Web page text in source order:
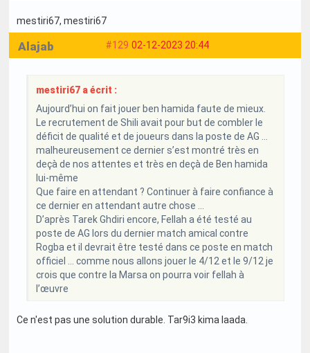
mestiri67, mestiri67
#129 02-12-2023 20:44
Alajab
mestiri67 a écrit :
Aujourd’hui on fait jouer ben hamida faute de mieux.
Le recrutement de Shili avait pour but de combler le
déficit de qualité et de joueurs dans la poste de AG …
malheureusement ce dernier s’est montré très en
deçà de nos attentes et très en deçà de Ben hamida
lui-même
Que faire en attendant ? Continuer à faire confiance à
ce dernier en attendant autre chose …
D’après Tarek Ghdiri encore, Fellah a été testé au
poste de AG lors du dernier match amical contre
Rogba et il devrait être testé dans ce poste en match
officiel … comme nous allons jouer le 4/12 et le 9/12 je
crois que contre la Marsa on pourra voir fellah à
l’œuvre
Ce n'est pas une solution durable. Tar9i3 kima laada.